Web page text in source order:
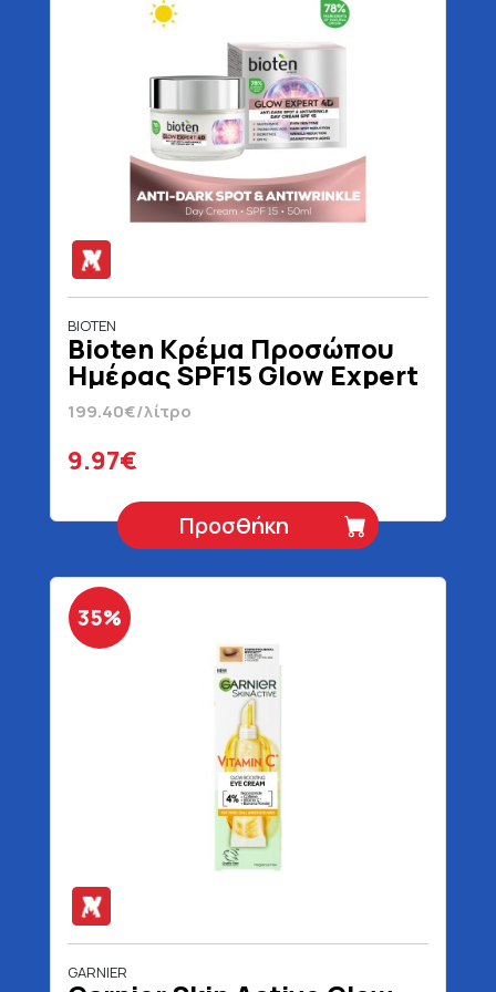
BIOTEN
Bioten Κρέμα Προσώπου
Ημέρας SPF15 Glow Expert
4D 50 ml
199.40€/λίτρο
9.97€
Προσθήκη
35%
GARNIER